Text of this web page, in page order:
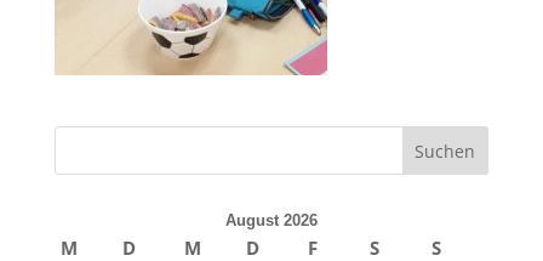
August 2026
M D M D F S
S